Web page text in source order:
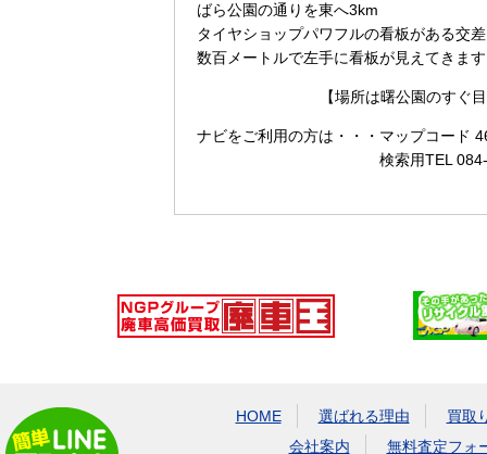
ばら公園の通りを東へ3km
タイヤショップパワフルの看板がある交
数百メートルで左手に看板が見えてきま
【場所は曙公園のすぐ
ナビをご利用の方は・・・ マップコード
検索用TEL
HOME 選ばれる理由
買取
会社案内
無料査定フォ